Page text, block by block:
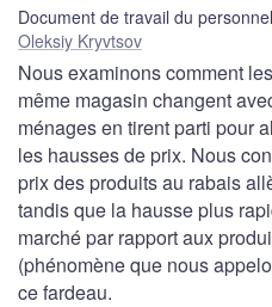
Document de travail du
Oleksiy Kryvtsov
Nous examinons comment
même magasin changent
ménages en tirent parti pour
les hausses de prix. Nous
prix des produits au rabais
tandis que la hausse plus
marché par rapport aux
(phénomène que nous
ce fardeau.